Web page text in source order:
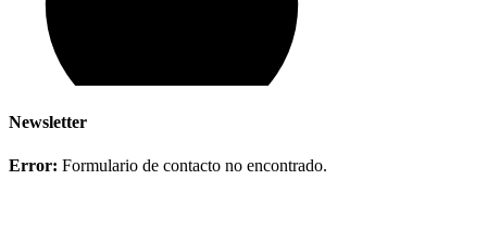
Newsletter
Error: Formulario de contacto no encontrado.